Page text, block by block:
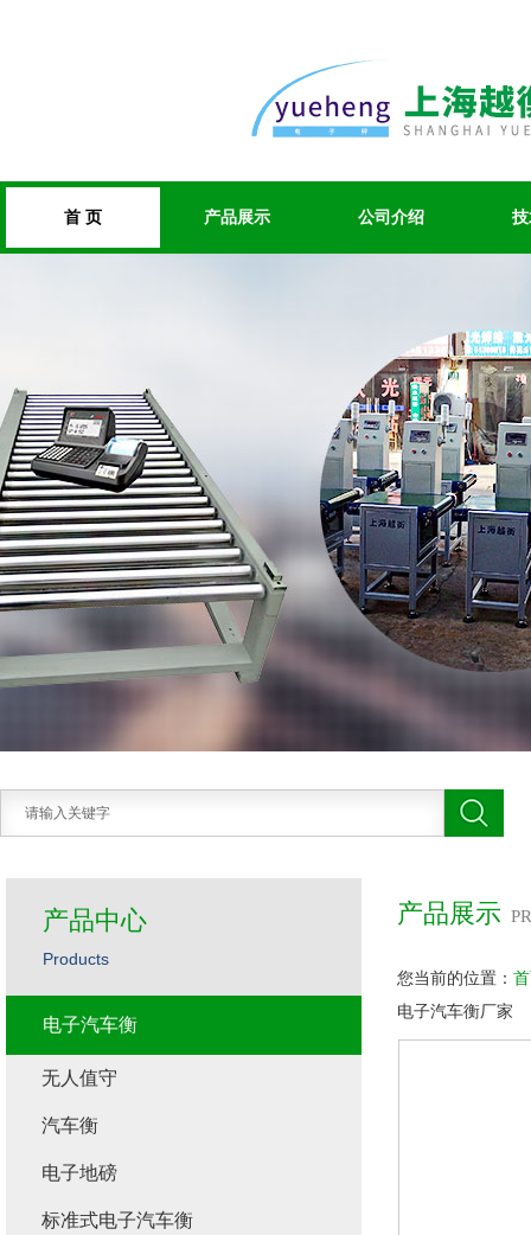
首 页 产品展示 公司介绍
产品展示
您当前的位置：
电子汽车衡厂家
产品中心
Products
电子汽车衡
无人值守
汽车衡
电子地磅
标准式电子汽车衡